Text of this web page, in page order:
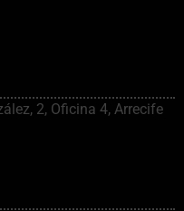
2, Oficina 4, Arrecife